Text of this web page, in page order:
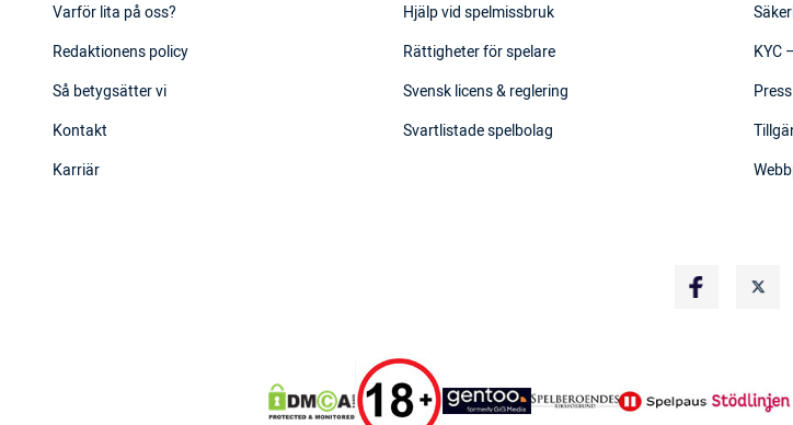
Varför lita på oss?
Redaktionens policy
Så betygsätter vi
Kontakt
Karriär
Hjälp vid spelmissbruk
Rättigheter för spelare
Svensk licens & reglering
Svartlistade spelbolag
KYC